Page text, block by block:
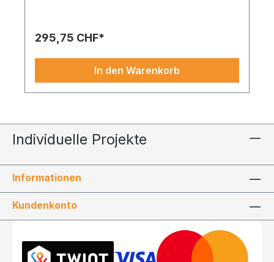
295,75 CHF*
In den Warenkorb
Individuelle Projekte
Informationen
Kundenkonto